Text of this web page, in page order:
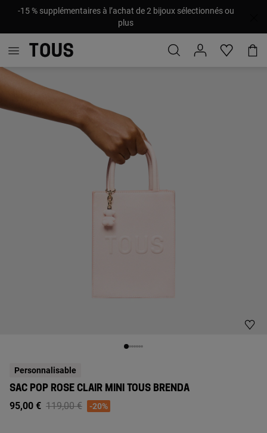
-15 % supplémentaires à l’achat de 2 bijoux sélectionnés ou
plus
Personnalisable
SAC POP ROSE CLAIR MINI TOUS BRENDA
95,00 € Price reduced from
119,00 €to-20%